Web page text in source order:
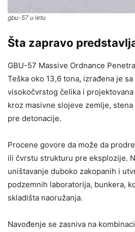
gbu-57 u letu
Šta zapravo
GBU-57 Massive Ordnance
Teška oko 13,6 tona, izrađena je
visokočvrstog čelika i
kroz masivne slojeve zemlje,
pre detonacije.
Procene govore da može da
ili čvrstu strukturu pre eksplozije.
uništavanje duboko zakopanih i
podzemnih laboratorija, bunkera,
skladišta naoružanja.
Navođenje se zasniva na